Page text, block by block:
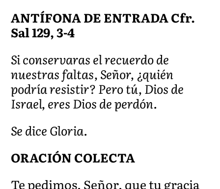
ANTÍFONA DE ENTRADA Cfr.
Sal 129, 3-4
Si conservaras el recuerdo de
nuestras faltas, Señor, ¿quién
podría resistir? Pero tú, Dios de
Israel, eres Dios de perdón.
Se dice Gloria.
ORACIÓN COLECTA
Te pedimos, Señor, que tu gracia